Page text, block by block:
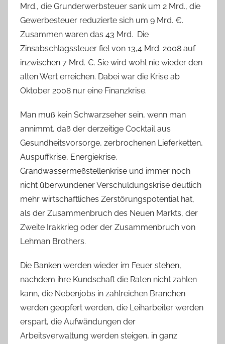
Mrd., die Grunderwerbsteuer sank um 2 Mrd., die
Gewerbesteuer reduzierte sich um 9 Mrd. €.
Zusammen waren das 43 Mrd. Die
Zinsabschlagssteuer fiel von 13,4 Mrd. 2008 auf
inzwischen 7 Mrd. €. Sie wird wohl nie wieder den
alten Wert erreichen. Dabei war die Krise ab
Oktober 2008 nur eine Finanzkrise.
Man muß kein Schwarzseher sein, wenn man
annimmt, daß der derzeitige Cocktail aus
Gesundheitsvorsorge, zerbrochenen Lieferketten,
Auspuffkrise, Energiekrise,
Grandwassermeßstellenkrise und immer noch
nicht überwundener Verschuldungskrise deutlich
mehr wirtschaftliches Zerstörungspotential hat,
als der Zusammenbruch des Neuen Markts, der
Zweite Irakkrieg oder der Zusammenbruch von
Lehman Brothers.
Die Banken werden wieder im Feuer stehen,
nachdem ihre Kundschaft die Raten nicht zahlen
kann, die Nebenjobs in zahlreichen Branchen
werden geopfert werden, die Leiharbeiter werden
erspart, die Aufwändungen der
Arbeitsverwaltung werden steigen, in ganz